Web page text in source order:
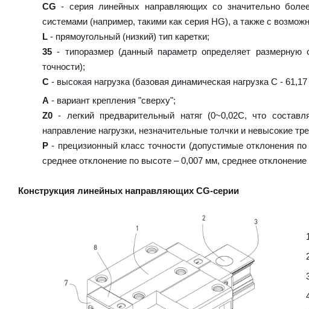
CG - серия линейных направляющих со значительно
системами (например, такими как серия HG), а также с
L - прямоугольный (низкий) тип каретки;
35 - типоразмер (данный параметр определяет
точности);
C - высокая нагрузка (базовая динамическая нагрузка C -
A - вариант крепления "сверху";
Z0 - легкий предварительный натяг (0~0,02C, что
направление нагрузки, незначительные толчки и невысокие
P - прецизионный класс точности (допустимые отклонения
среднее отклонение по высоте – 0,007 мм, среднее
Конструкция линейных направляющих CG-серии